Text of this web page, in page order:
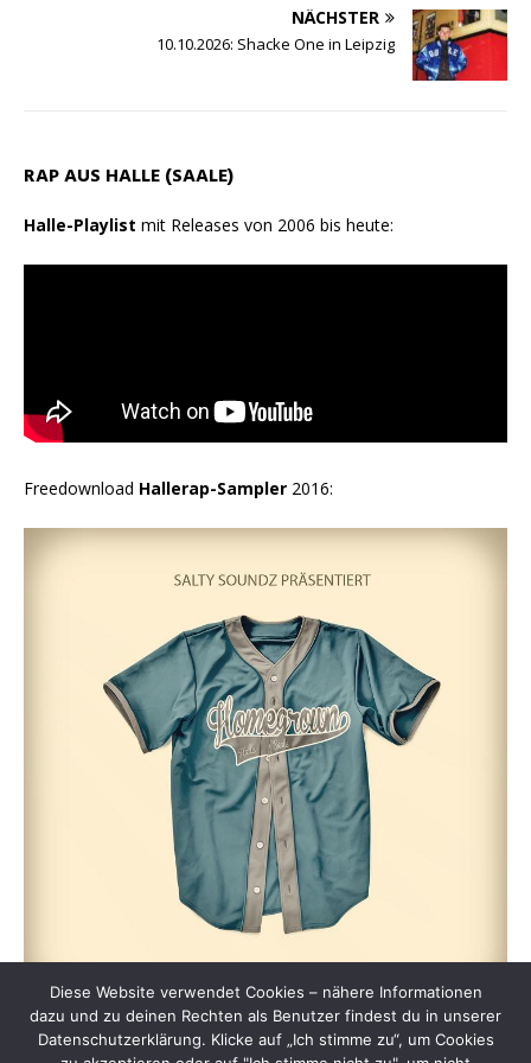
NÄCHSTER
10.10.2026: Shacke One in Leipzig
RAP AUS HALLE (SAALE)
Halle-Playlist mit Releases von 2006 bis heute:
Freedownload Hallerap-Sampler 2016:
Diese Website verwendet Cookies – nähere Informationen
dazu und zu deinen Rechten als Benutzer findest du in unserer
Datenschutzerklärung. Klicke auf „Ich stimme zu“, um Cookies